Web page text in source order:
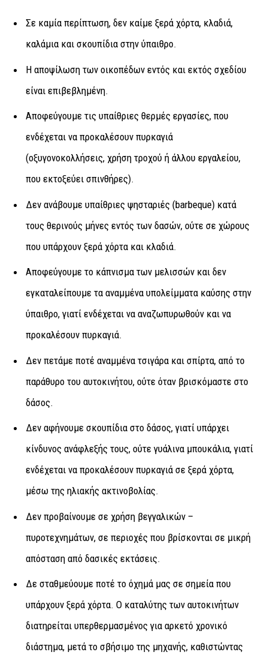
Σε καμία περίπτωση, δεν καίμε ξερά χόρτα, κλαδιά,
καλάμια και σκουπίδια στην ύπαιθρο.
Η αποψίλωση των οικοπέδων εντός και εκτός σχεδίου
είναι επιβεβλημένη.
Αποφεύγουμε τις υπαίθριες θερμές εργασίες, που
ενδέχεται να προκαλέσουν πυρκαγιά
(οξυγονοκολλήσεις, χρήση τροχού ή άλλου εργαλείου,
που εκτοξεύει σπινθήρες).
Δεν ανάβουμε υπαίθριες ψησταριές (barbeque) κατά
τους θερινούς μήνες εντός των δασών, ούτε σε χώρους
που υπάρχουν ξερά χόρτα και κλαδιά.
Αποφεύγουμε το κάπνισμα των μελισσών και δεν
εγκαταλείπουμε τα αναμμένα υπολείμματα καύσης στην
ύπαιθρο, γιατί ενδέχεται να αναζωπυρωθούν και να
προκαλέσουν πυρκαγιά.
Δεν πετάμε ποτέ αναμμένα τσιγάρα και σπίρτα, από το
παράθυρο του αυτοκινήτου, ούτε όταν βρισκόμαστε στο
δάσος.
Δεν αφήνουμε σκουπίδια στο δάσος, γιατί υπάρχει
κίνδυνος ανάφλεξής τους, ούτε γυάλινα μπουκάλια, γιατί
ενδέχεται να προκαλέσουν πυρκαγιά σε ξερά χόρτα,
μέσω της ηλιακής ακτινοβολίας.
Δεν προβαίνουμε σε χρήση βεγγαλικών –
πυροτεχνημάτων, σε περιοχές που βρίσκονται σε μικρή
απόσταση από δασικές εκτάσεις.
Δε σταθμεύουμε ποτέ το όχημά μας σε σημεία που
υπάρχουν ξερά χόρτα. Ο καταλύτης των αυτοκινήτων
διατηρείται υπερθερμασμένος για αρκετό χρονικό
διάστημα, μετά το σβήσιμο της μηχανής, καθιστώντας